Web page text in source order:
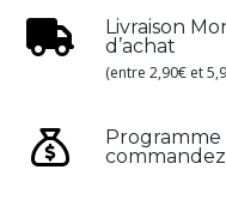
Livraison
d’achat
(entre 2,90€ et
Programme